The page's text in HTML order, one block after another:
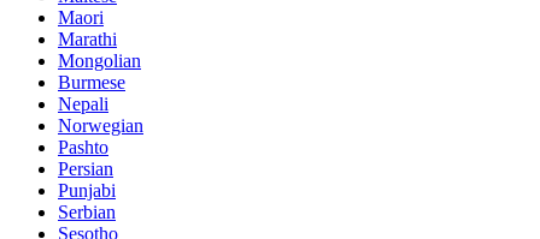
Maori
Marathi
Mongolian
Burmese
Nepali
Norwegian
Pashto
Persian
Punjabi
Serbian
Sesotho